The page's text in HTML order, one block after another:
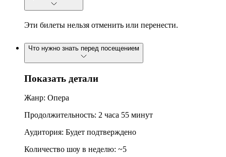
Эти билеты нельзя отменить или перенести.
Что нужно знать перед посещением
Показать детали
Жанр: Опера
Продолжительность: 2 часа 55 минут
Аудитория: Будет подтверждено
Количество шоу в неделю: ~5